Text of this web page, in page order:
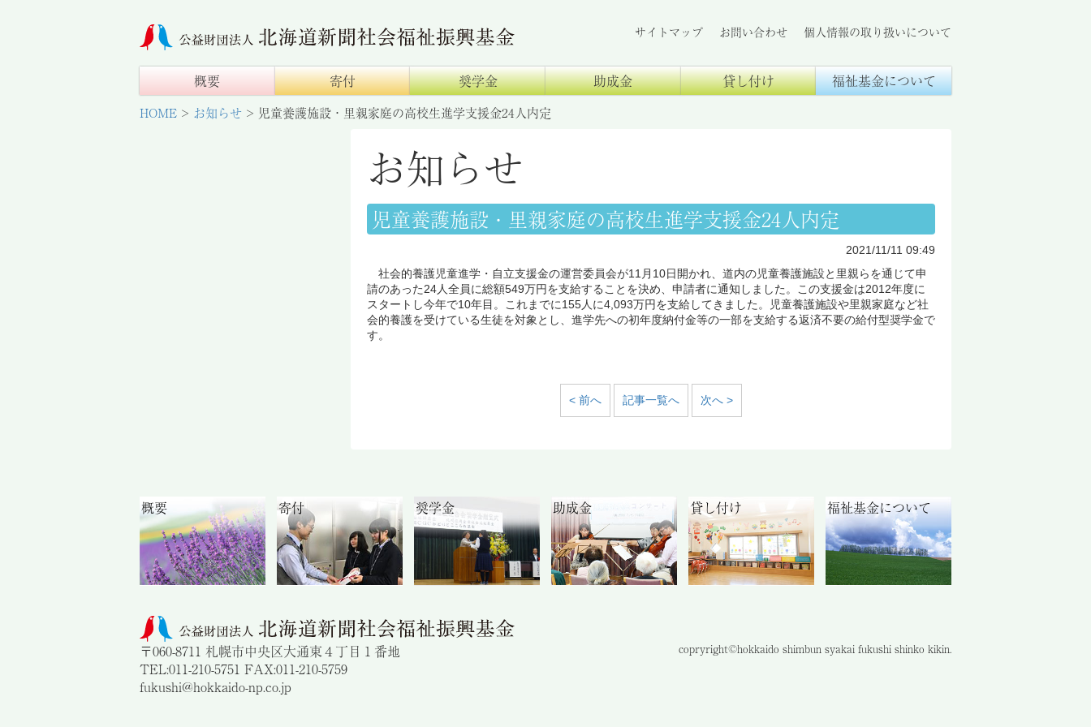
サイトマップ お問い合わせ 個人情報の取り扱いについて
概要 寄付 奨学金 助成金 貸し付け 福祉基金について
HOME > お知らせ > 児童養護施設・里親家庭の高校生進学支援金24人内定
お知らせ
児童養護施設・里親家庭の高校生進学支援金24人内定
2021/11/11 09:49
社会的養護児童進学・自立支援金の運営委員会が11月10日開かれ、道内の児童養護施設と里親らを通じて申
請のあった24人全員に総額549万円を支給することを決め、申請者に通知しました。この支援金は2012年度に
スタートし今年で10年目。これまでに155人に4,093万円を支給してきました。児童養護施設や里親家庭など社
会的養護を受けている生徒を対象とし、進学先への初年度納付金等の一部を支給する返済不要の給付型奨学金で
す。
< 前へ 記事一覧へ 次へ >
概要 寄付 奨学金 助成金 貸し付け 福祉基金について
〒060-8711 札幌市中央区大通東４丁目１番地
TEL:011-210-5751 FAX:011-210-5759
fukushi@hokkaido-np.co.jp
copryright©hokkaido shimbun syakai fukushi shinko kikin.